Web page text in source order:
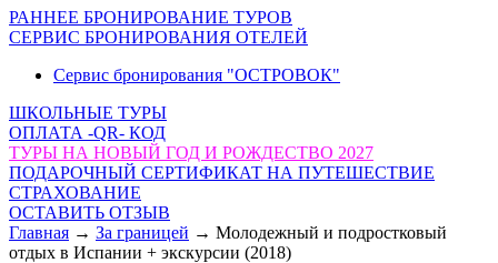
РАННЕЕ БРОНИРОВАНИЕ ТУРОВ
СЕРВИС БРОНИРОВАНИЯ ОТЕЛЕЙ
Сервис бронирования "ОСТРОВОК"
ШКОЛЬНЫЕ ТУРЫ
ОПЛАТА -QR- КОД
ТУРЫ НА НОВЫЙ ГОД И РОЖДЕСТВО 2027
ПОДАРОЧНЫЙ СЕРТИФИКАТ НА ПУТЕШЕСТВИЕ
СТРАХОВАНИЕ
ОСТАВИТЬ ОТЗЫВ
Главная → За границей → Молодежный и подростковый
отдых в Испании + экскурсии (2018)